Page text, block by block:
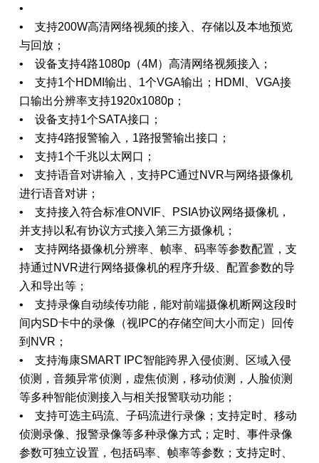
•
• 支持200W高清网络视频的接入、存储以及本地预览
与回放；
• 设备支持4路1080p（4M）高清网络视频接入；
• 支持1个HDMI输出、1个VGA输出；HDMI、VGA接
口输出分辨率支持1920x1080p；
• 设备支持1个SATA接口；
• 支持4路报警输入，1路报警输出接口；
• 支持1个千兆以太网口；
• 支持语音对讲输入，支持PC通过NVR与网络摄像机
进行语音对讲；
• 支持接入符合标准ONVIF、PSIA协议网络摄像机，
并支持以私有协议方式接入第三方摄像机；
• 支持网络摄像机分辨率、帧率、码率等参数配置，支
持通过NVR进行网络摄像机的程序升级、配置参数的导
入和导出等；
• 支持录像自动续传功能，能对前端摄像机断网这段时
间内SD卡中的录像（视IPC的存储空间大小而定）回传
到NVR；
• 支持海康SMART IPC智能跨界入侵侦测、区域入侵
侦测，音频异常侦测，虚焦侦测，移动侦测，人脸侦测
等多种智能侦测接入与相关报警联动功能；
• 支持可选主码流、子码流进行录像；支持定时、移动
侦测录像、报警录像等多种录像方式；定时、事件录像
参数可独立设置，包括码率、帧率等参数；支持定时、